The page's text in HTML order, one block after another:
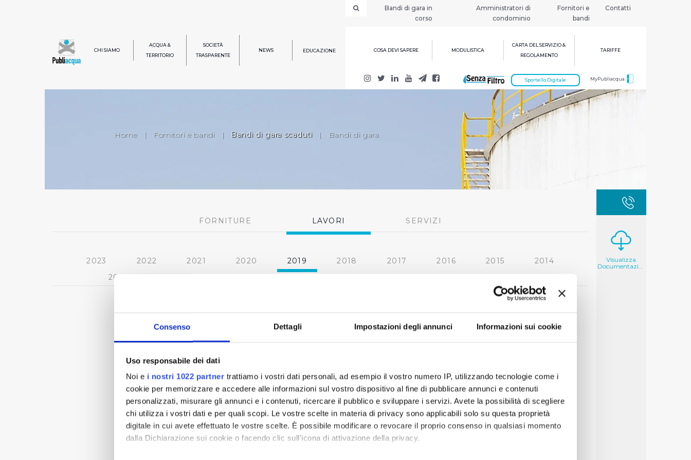
Consenso Dettagli Impostazioni degli annunci Informazioni sui cookie
Uso responsabile dei dati
Noi e i nostri 1022 partner trattiamo i vostri dati personali, ad esempio il vostro numero IP, utilizzando tecnologie come i
cookie per memorizzare e accedere alle informazioni sul vostro dispositivo al fine di pubblicare annunci e contenuti
personalizzati, misurare gli annunci e i contenuti, ricercare il pubblico e sviluppare i servizi. Avete la possibilità di scegliere
chi utilizza i vostri dati e per quali scopi. Le vostre scelte in materia di privacy sono applicabili solo su questa proprietà
digitale in cui avete effettuato le vostre scelte. È possibile modificare o revocare il proprio consenso in qualsiasi momento
dalla Dichiarazione sui cookie o facendo clic sull'icona di attivazione della privacy.
Bandi di gara in
corso
Amministratori di
condominio
Fornitori e
bandi
Contatti
CHI SIAMO
ACQUA &
TERRITORIO
SOCIETÀ
TRASPARENTE
NEWS EDUCAZIONE COSA DEVI SAPERE MODULISTICA
CARTA DEL SERVIZIO &
REGOLAMENTO
TARIFFE
MyPubliacqua
Sportello Digitale
Home | Fornitori e bandi | Bandi di gara scaduti | Bandi di gara
FORNITURE LAVORI SERVIZI
2023 2022 2021 2020 2019 2018 2017 2016 2015
2014
2013
‹ precedente 2 3 4 5
Visualizza
Documentazione